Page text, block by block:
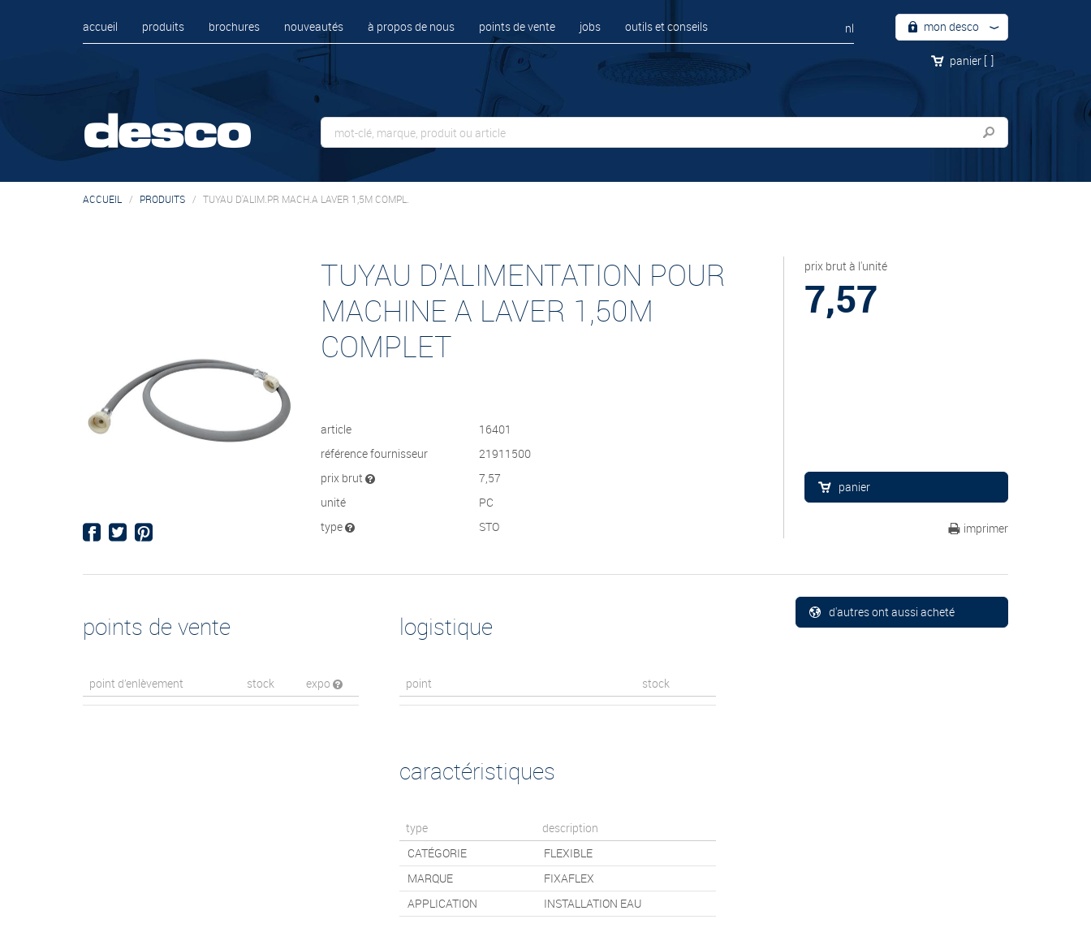
accueil produits brochures nouveautés à propos de nous points de vente jobs outils et conseils nl mon desco
panier [ ]
ACCUEIL PRODUITS TUYAU D'ALIM.PR MACH.A LAVER 1,5M COMPL.
TUYAU D'ALIMENTATION POUR
MACHINE A LAVER 1,50M
COMPLET
article
16401
référence fournisseur
21911500
prix brut
7,57
unité
PC
type
STO
prix brut à l'unité
7,57
panier
imprimer
points de vente
point d’enlèvement stock expo
logistique
point stock
caractéristiques
type
description
CATÉGORIE
FLEXIBLE
MARQUE
FIXAFLEX
APPLICATION
INSTALLATION EAU
d'autres ont aussi acheté